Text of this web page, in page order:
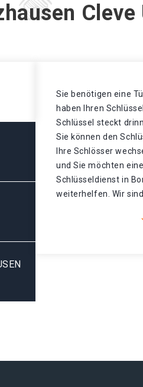
Cleve
Sie benötigen eine
haben Ihren
Schlüssel steckt
Sie können den
Ihre Schlösser
und Sie möchten
Schlüsseldienst in
weiterhelfen. Wir